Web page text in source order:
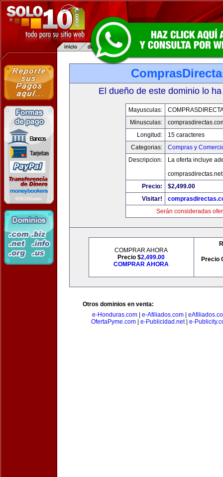
El dueño de este dominio lo
Mayusculas:
Minusculas:
Longitud:
15 caracteres
Categorias:
Compras y
Descripcion:
La oferta incluye
Precio:
$2,499.00
Visitar!
Serán consideradas
COMPRAR AHORA
Precio $2,499.00
COMPRAR AHORA
Precio
Otros dominios en venta:
e-Honduras.com| e-Afiliados.com|
OfertaPyme.com| e-Publicidad.net| e-